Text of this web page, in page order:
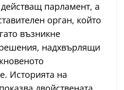
парламент, а
орган, който
възникне
надхвърлящи
Историята на